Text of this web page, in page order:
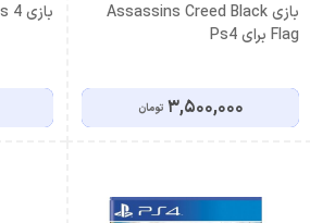
بازی Assassins Creed Black
Flag برای Ps4
3,500,000 تومان
بازی Call of Duty Black Ops 4